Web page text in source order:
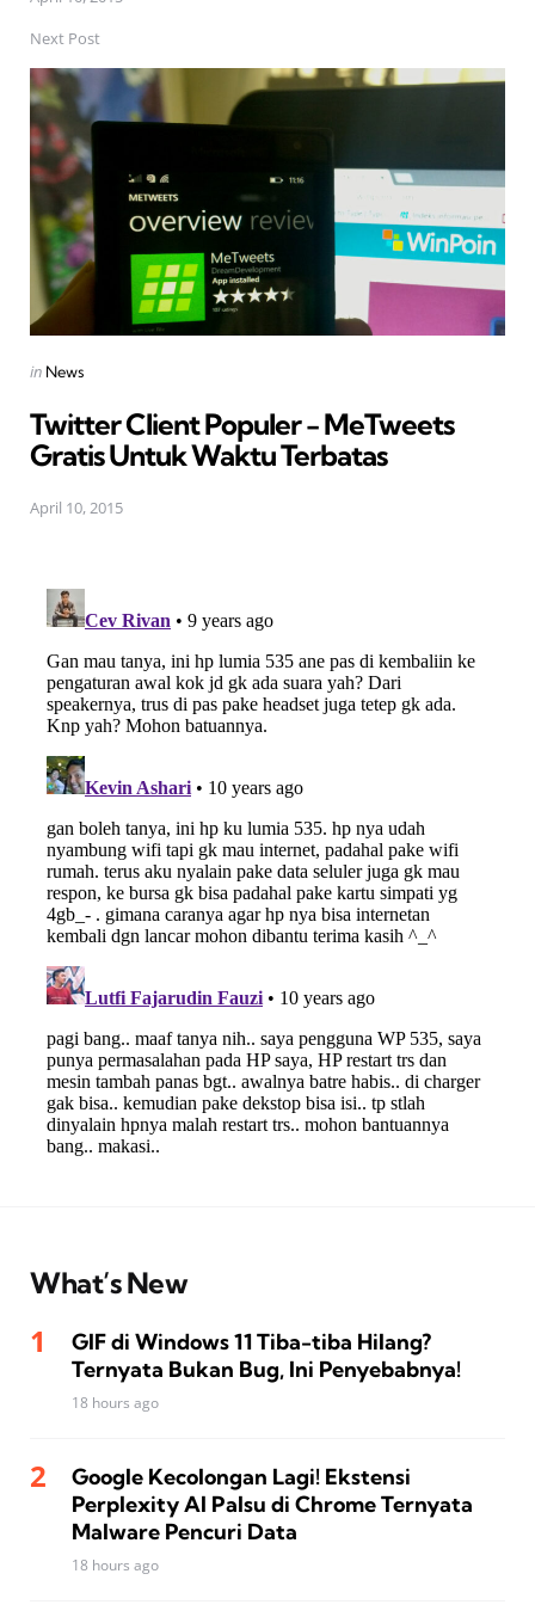
Next Post
Posted
in News
Twitter Client Populer - MeTweets
Gratis Untuk Waktu Terbatas
April 10, 2015
What’s New
GIF di Windows 11 Tiba-tiba Hilang?
Ternyata Bukan Bug, Ini Penyebabnya!
18 hours ago
Google Kecolongan Lagi! Ekstensi
Perplexity AI Palsu di Chrome Ternyata
Malware Pencuri Data
18 hours ago